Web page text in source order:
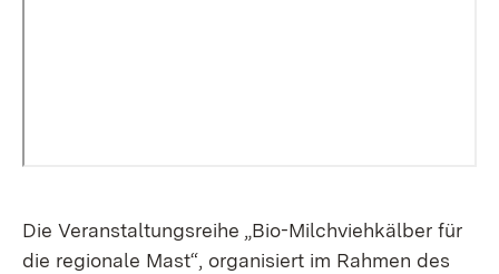
Die Veranstaltungsreihe „Bio-Milchviehkälber für
die regionale Mast“, organisiert im Rahmen des